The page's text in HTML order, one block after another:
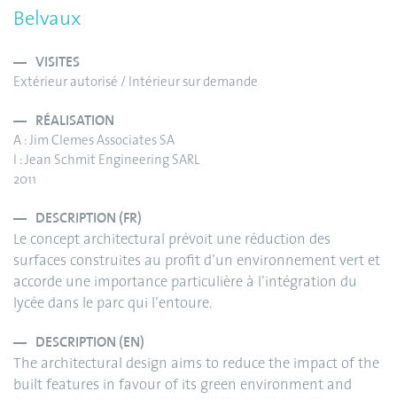
Belvaux
VISITES
Extérieur autorisé / Intérieur sur demande
RÉALISATION
A : Jim Clemes Associates SA
I : Jean Schmit Engineering SARL
2011
DESCRIPTION (FR)
Le concept architectural prévoit une réduction des
surfaces construites au profit d’un environnement vert et
accorde une importance particulière à l’intégration du
lycée dans le parc qui l’entoure.
DESCRIPTION (EN)
The architectural design aims to reduce the impact of the
built features in favour of its green environment and